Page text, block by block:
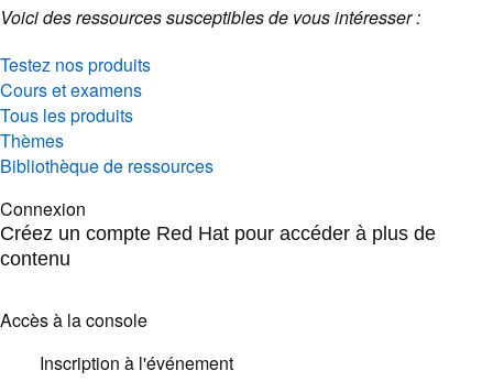
Voici des ressources susceptibles de vous intéresser :
Testez nos produits
Cours et examens
Tous les produits
Thèmes
Bibliothèque de ressources
Connexion
Créez un compte Red Hat pour accéder à plus de
contenu
Accès à la console
Inscription à l'événement